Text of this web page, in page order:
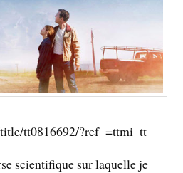
tt0816692/?ref_=ttmi_tt
scientifique sur laquelle je